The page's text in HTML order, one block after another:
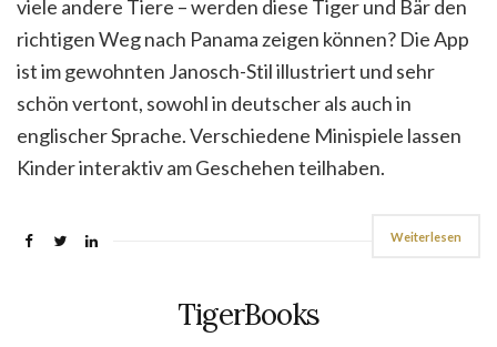
viele andere Tiere – werden diese Tiger und Bär den
richtigen Weg nach Panama zeigen können? Die App
ist im gewohnten Janosch-Stil illustriert und sehr
schön vertont, sowohl in deutscher als auch in
englischer Sprache. Verschiedene Minispiele lassen
Kinder interaktiv am Geschehen teilhaben.
Weiterlesen
TigerBooks